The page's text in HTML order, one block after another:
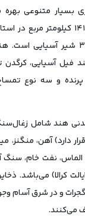
بسیار متنوعی
شده‌ای به وسعت ۱۴۱۲ کیلومتر
باقی‌مانده حدود ۳۰۰ شیر
فیل آسیایی،
۲۰۰۰ گونه پرنده و سه
هند شامل
دارد) آهن، منگنز،
الماس، نفت خام،
کرالا) می‌باشد.
می‌کنند.